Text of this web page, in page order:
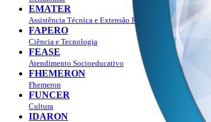
EMATER
Assistência Técnica e Extensão Rural
FAPERO
Ciência e Tecnologia
FEASE
Atendimento Socioeducativo
FHEMERON
Fhemeron
FUNCER
Cultura
IDARON